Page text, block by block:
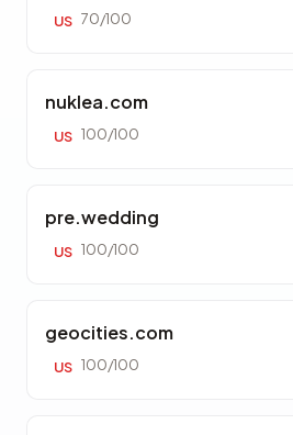
US 70/100
nuklea.com
US 100/100
pre.wedding
US 100/100
geocities.com
US 100/100